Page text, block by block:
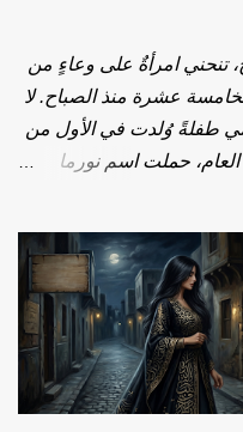
تنحني امرأةٌ على وعاءٍ من
عشرة منذ الصباح. لا
طفلةً وُلدت في الأول من
العام، حملت اسم نورما
لامرأةٍ عرفها العالم باسمٍ آخر: مارلين مونرو. نحو عام 1946، حين
صفحة مارلين. علّمها
كلامها، حيلةً تواري بها
الدفاع إغواءً. الصوت
أصله سوى جُرحٍ تعلّم كيف
1949 و1950، خضعت لجراحتَين صغيرتَين نحتتا